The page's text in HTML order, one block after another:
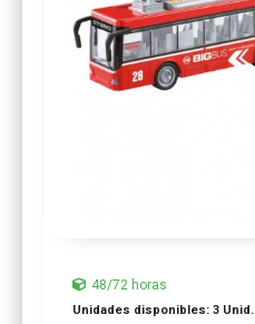
48/72 horas
Unidades disponibles: 3 Unid.